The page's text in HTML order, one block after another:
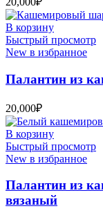
В корзину
Быстрый просмотр
New в избранное
Палантин из
20,000₽
В корзину
Быстрый просмотр
New в избранное
Палантин из
вязаный